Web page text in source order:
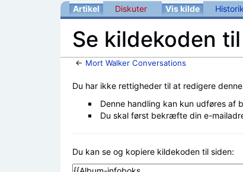
Artikel Diskuter Vis kilde Historik
Se kildekoden
← Mort Walker Conversations
Du har ikke rettigheder til at redigere
Denne handling kan kun udføres af
Du skal først bekræfte din e-
Du kan se og kopiere kildekoden til siden: